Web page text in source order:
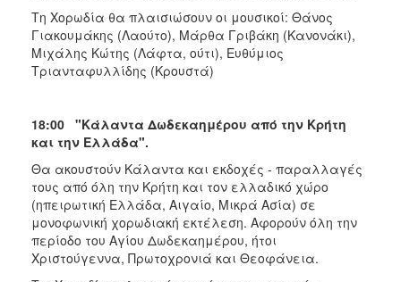
Τη Χορωδία θα πλαισιώσουν οι μουσικοί: Θάνος
Γιακουμάκης (Λαούτο), Μάρθα Γριβάκη (Κανονάκι),
Μιχάλης Κώτης (Λάφτα, ούτι), Ευθύμιος
Τριανταφυλλίδης (Κρουστά)
18:00 "Κάλαντα Δωδεκαημέρου από την Κρήτη
και την Ελλάδα".
Θα ακουστούν Κάλαντα και εκδοχές - παραλλαγές
τους από όλη την Κρήτη και τον ελλαδικό χώρο
(ηπειρωτική Ελλάδα, Αιγαίο, Μικρά Ασία) σε
μονοφωνική χορωδιακή εκτέλεση. Αφορούν όλη την
περίοδο του Αγίου Δωδεκαημέρου, ήτοι
Χριστούγεννα, Πρωτοχρονιά και Θεοφάνεια.